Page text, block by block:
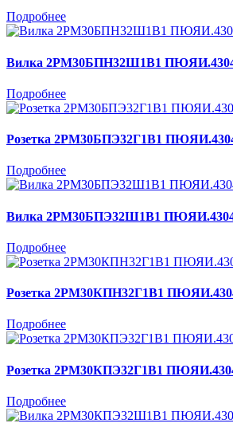
Подробнее
Вилка 2РМ30БПН32Ш1В1
Подробнее
Розетка 2РМ30БПЭ32Г1В1
Подробнее
Вилка 2РМ30БПЭ32Ш1В1
Подробнее
Розетка 2РМ30КПН32Г1В1
Подробнее
Розетка 2РМ30КПЭ32Г1В1
Подробнее